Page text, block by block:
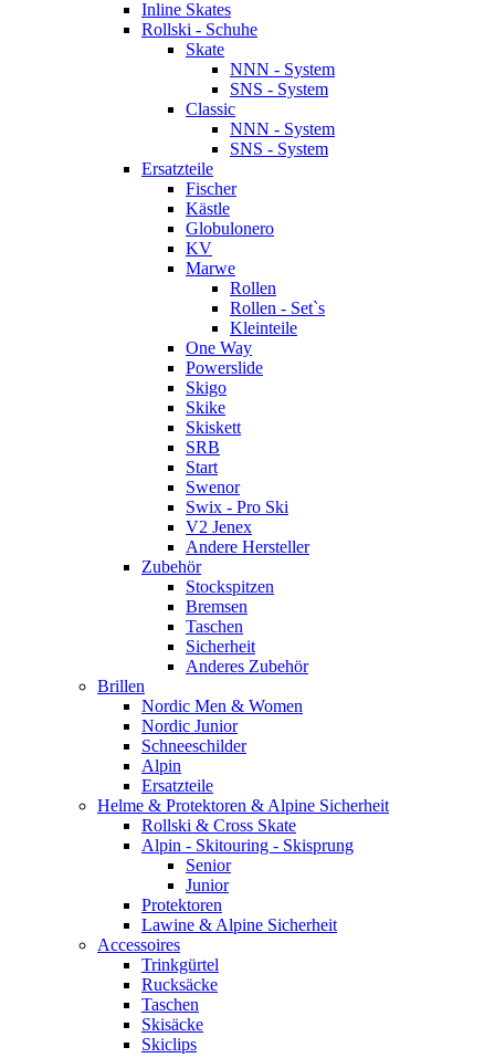
Inline Skates
Rollski - Schuhe
Skate
NNN - System
SNS - System
Classic
NNN - System
SNS - System
Ersatzteile
Fischer
Kästle
Globulonero
KV
Marwe
Rollen
Rollen - Set`s
Kleinteile
One Way
Powerslide
Skigo
Skike
Skiskett
SRB
Start
Swenor
Swix - Pro Ski
V2 Jenex
Andere Hersteller
Zubehör
Stockspitzen
Bremsen
Taschen
Sicherheit
Anderes Zubehör
Brillen
Nordic Men & Women
Nordic Junior
Schneeschilder
Alpin
Ersatzteile
Helme & Protektoren & Alpine Sicherheit
Rollski & Cross Skate
Alpin - Skitouring - Skisprung
Senior
Junior
Protektoren
Lawine & Alpine Sicherheit
Accessoires
Trinkgürtel
Rucksäcke
Taschen
Skisäcke
Skiclips